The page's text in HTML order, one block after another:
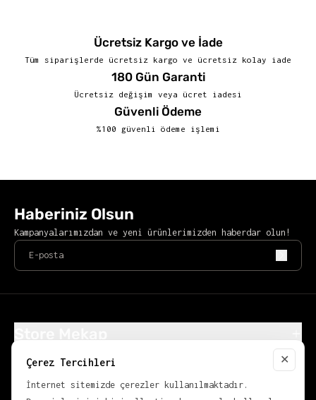
Close
✕
Çerez Tercihleri
İnternet sitemizde çerezler kullanılmaktadır.
Ücretsiz Kargo ve İade
Tüm siparişlerde ücretsiz kargo ve ücretsiz kolay iade
180 Gün Garanti
Ücretsiz değişim veya ücret iadesi
Güvenli Ödeme
%100 güvenli ödeme işlemi
Haberiniz Olsun
Kampanyalarımızdan ve yeni ürünlerimizden haberdar olun!
Alışveriş
Popüler Kategoriler